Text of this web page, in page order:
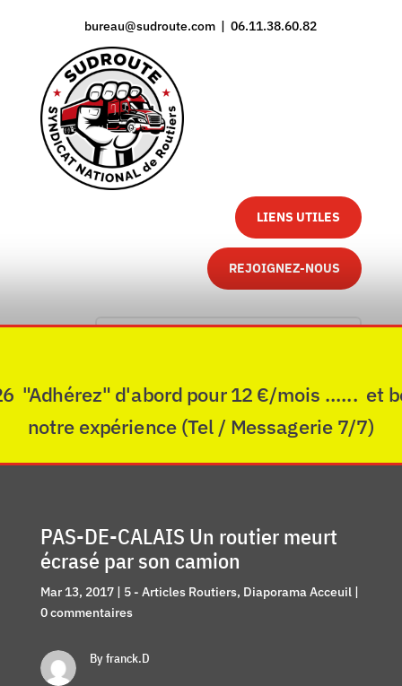
bureau@sudroute.com | 06.11.38.60.82
LIENS UTILES
REJOIGNEZ-NOUS
d'abord pour 12 €/mois ...... et
notre expérience (Tel / Messagerie 7/7)
PAS-DE-CALAIS Un routier meurt
écrasé par son camion
Mar 13, 2017| 5 - Articles Routiers, Diaporama Acceuil|
0 commentaires
By franck.D